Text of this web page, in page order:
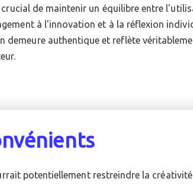
potentiellement restreindre la créativité